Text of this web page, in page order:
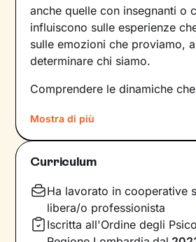
anche quelle con insegnanti o
influiscono sulle esperienze
sulle emozioni che proviamo,
determinare chi siamo.
Comprendere le dinamiche
fondamentale per poter capire
vedere tutto il tuo mondo
diversa e dare nuovi significati
Nei nostri incontri avrò cura di
di ascolto e comprensione,
condividere ciò che pensi e
Mostra di più
Curriculum
Ha lavorato in cooperative
libera/o professionista
Iscritta all'Ordine degli